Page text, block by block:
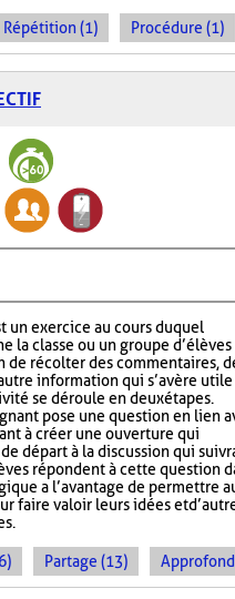
Répétition (1) Procédure (1)
un exercice au cours duquel
la classe ou un groupe d’élèves
de récolter des commentaires,
information qui s’avère utile
se déroule en deux étapes.
pose une question en lien
à créer une ouverture qui
départ à la discussion qui
répondent à cette question
a l’avantage de permettre
faire valoir leurs idées et
Partage (13)